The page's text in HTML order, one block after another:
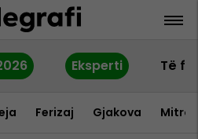
Eksperti Të
Ferizaj Gjakova